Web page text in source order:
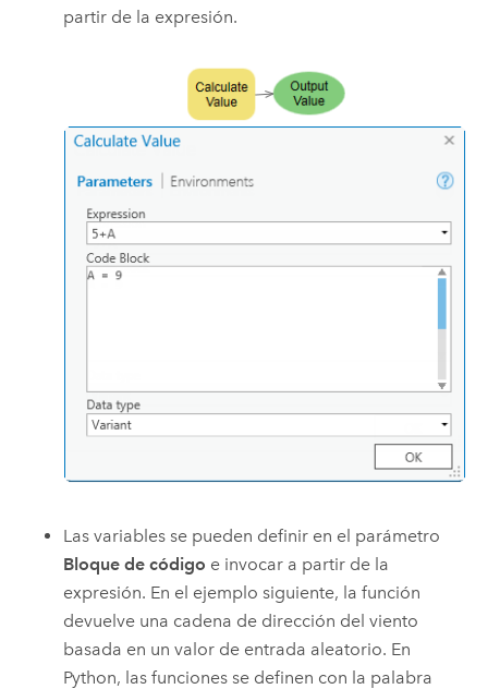
partir de la expresión.
Las variables se pueden definir en el parámetro
Bloque de código e invocar a partir de la
expresión. En el ejemplo siguiente, la función
devuelve una cadena de dirección del viento
basada en un valor de entrada aleatorio. En
Python, las funciones se definen con la palabra